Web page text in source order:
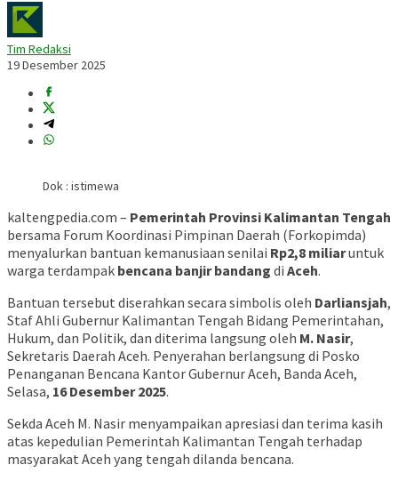
Tim Redaksi
19 Desember 2025
Dok : istimewa
kaltengpedia.com – Pemerintah Provinsi Kalimantan Tengah
bersama Forum Koordinasi Pimpinan Daerah (Forkopimda)
menyalurkan bantuan kemanusiaan senilai Rp2,8 miliaruntuk
warga terdampak bencana banjir bandang di Aceh.
Bantuan tersebut diserahkan secara simbolis oleh Darliansjah,
Staf Ahli Gubernur Kalimantan Tengah Bidang Pemerintahan,
Hukum, dan Politik, dan diterima langsung oleh M. Nasir,
Sekretaris Daerah Aceh. Penyerahan berlangsung di Posko
Penanganan Bencana Kantor Gubernur Aceh, Banda Aceh,
Selasa, 16 Desember 2025.
Sekda Aceh M. Nasir menyampaikan apresiasi dan terima kasih
atas kepedulian Pemerintah Kalimantan Tengah terhadap
masyarakat Aceh yang tengah dilanda bencana.